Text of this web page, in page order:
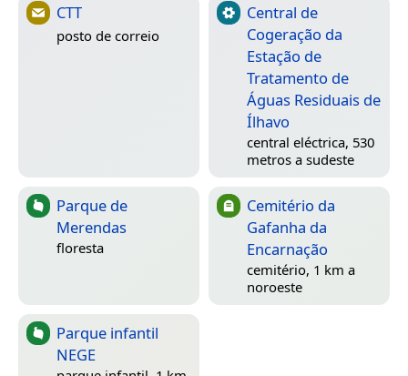
CTT
posto de correio
Central de
Cogeração da
Estação de
Tratamento de
Águas Residuais de
Ílhavo
central eléctrica, 530
metros a sudeste
Parque de
Merendas
floresta
Cemitério da
Gafanha da
Encarnação
cemitério, 1 km a
noroeste
Parque infantil
NEGE